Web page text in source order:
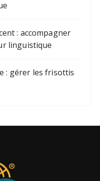
: accompagner
linguistique
: gérer les frisottis